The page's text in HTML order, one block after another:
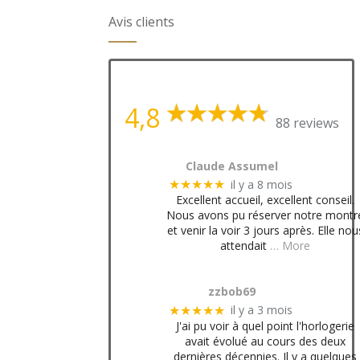
Avis clients
4,8 88 reviews
Claude Assumel
★★★★★ il y a 8 mois
Excellent accueil, excellent conseil.
Nous avons pu réserver notre
et venir la voir 3 jours après. Elle
attendait … More
zzbob69
★★★★★ il y a 3 mois
J'ai pu voir à quel point l'horlogerie
avait évolué au cours des deux
dernières décennies. Il y a quelques